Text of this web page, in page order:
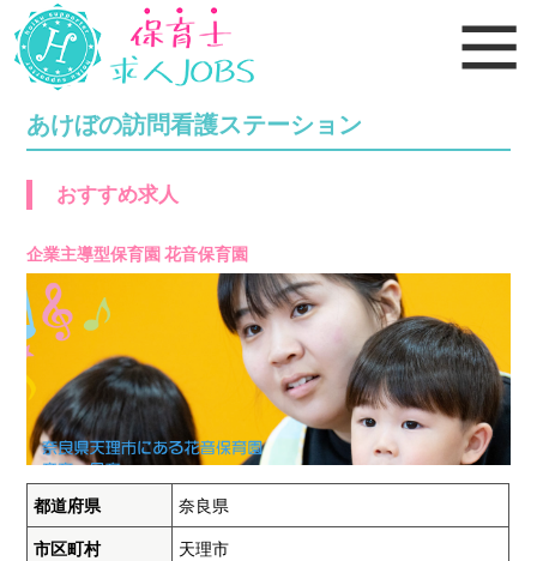
あけぼの訪問看護ステーション
おすすめ求人
企業主導型保育園 花音保育園
都道府県 奈良県
市区町村 天理市